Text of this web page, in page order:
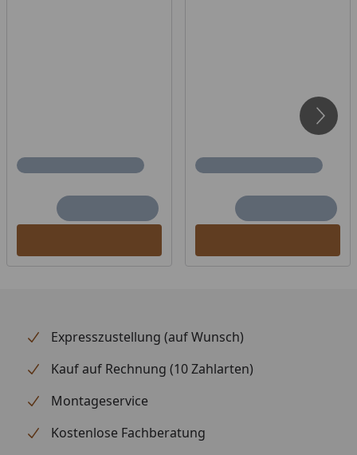
Expresszustellung (auf Wunsch)
Kauf auf Rechnung (10 Zahlarten)
Montageservice
Kostenlose Fachberatung